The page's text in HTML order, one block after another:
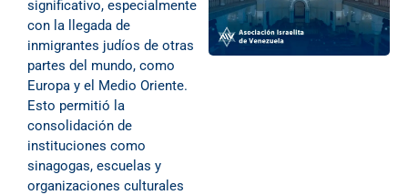
significativo, especialmente
con la llegada de
inmigrantes judíos de otras
partes del mundo, como
Europa y el Medio Oriente.
Esto permitió la
consolidación de
instituciones como
sinagogas, escuelas y
organizaciones culturales